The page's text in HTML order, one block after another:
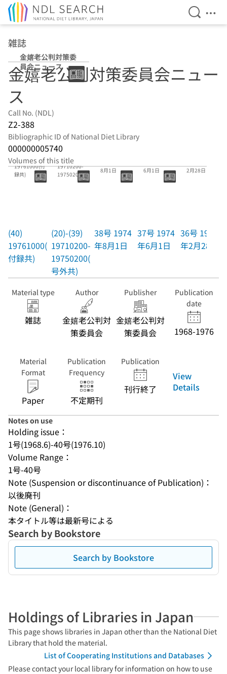
Open
雑誌
金嬉老公判対策委
員会ニュース
金嬉老公判対策委員会ニュー
ス
Call No. (NDL)
Z2-388
Bibliographic ID of National Diet Library
000000005740
Volumes of this title
(40)
19761000(付
録共)
(40)
19761000(
付録共)
(20)-(39)
19710200-
19750200(号
(20)-(39)
19710200-
19750200(
号外共)
8月1日
38号 1974
年8月1日
6月1日
37号 1974
年6月1日
2月28日
36号 1974
年2月28日
Material type
雑誌
Author
金嬉老公判対
策委員会
Publisher
金嬉老公判対
策委員会
Publication
date
1968-1976
Material
Format
Paper
Publication
Frequency
不定期刊
Publication
刊行終了
View
Details
Notes on use
Holding issue：
1号(1968.6)-40号(1976.10)
Volume Range：
1号-40号
Note (Suspension or discontinuance of Publication)：
以後廃刊
Note (General)：
本タイトル等は最新号による
Search by Bookstore
Search by Bookstore
Holdings of Libraries in Japan
This page shows libraries in Japan other than the National Diet
Library that hold the material.
List of Cooperating Institutions and Databases
Please contact your local library for information on how to use